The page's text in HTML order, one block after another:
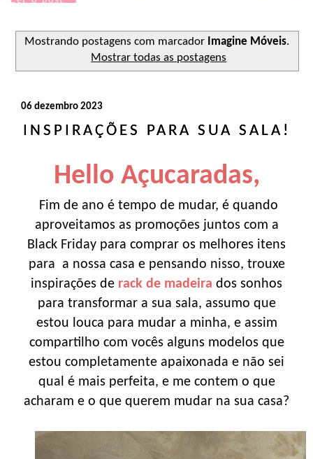
Mostrando postagens com marcador Imagine Móveis.
Mostrar todas as postagens
06 dezembro 2023
INSPIRAÇÕES PARA SUA SALA!
Hello Açucaradas,
Fim de ano é tempo de mudar, é quando
aproveitamos as promoções juntos com a
Black Friday para comprar os melhores itens
para a nossa casa e pensando nisso, trouxe
inspirações de rack de madeira dos sonhos
para transformar a sua sala, assumo que
estou louca para mudar a minha, e assim
compartilho com vocês alguns modelos que
estou completamente apaixonada e não sei
qual é mais perfeita, e me contem o que
acharam e o que querem mudar na sua casa?